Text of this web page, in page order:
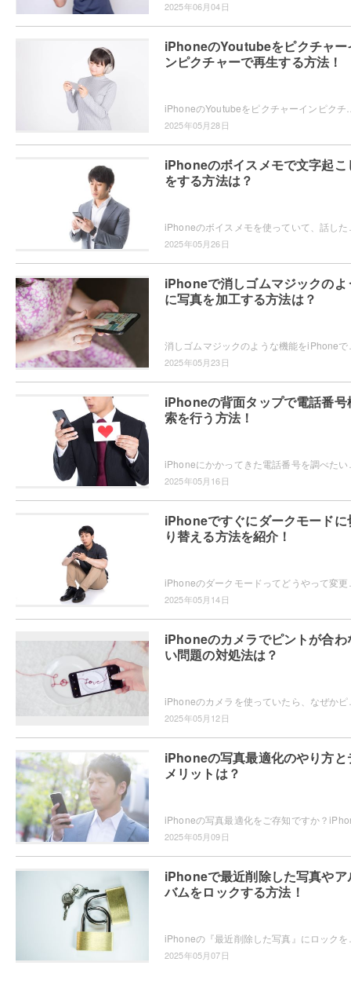
2025年06月04日
iPhoneのYoutubeをピクチャー
ンピクチャーで再生する方法！
2025年05月28日
iPhoneのボイスメモで文字起こ
をする方法は？
2025年05月26日
iPhoneで消しゴムマジックのよ
に写真を加工する方法は？
2025年05月23日
iPhoneの背面タップで電話番号
索を行う方法！
2025年05月16日
iPhoneですぐにダークモードに
り替える方法を紹介！
2025年05月14日
iPhoneのカメラでピントが合わ
い問題の対処法は？
2025年05月12日
iPhoneの写真最適化のやり方と
メリットは？
2025年05月09日
iPhoneで最近削除した写真やア
バムをロックする方法！
2025年05月07日